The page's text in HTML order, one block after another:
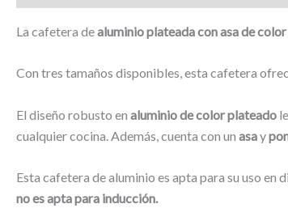
La cafetera dealuminio plateada con asa de
Con tres tamaños disponibles, esta cafetera
El diseño robusto en aluminio de color plateado
cualquier cocina. Además, cuenta con un asay
Esta cafetera de aluminio es apta para su uso en
no es apta para inducción.